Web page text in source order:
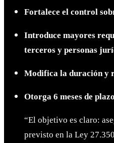
Fortalece el control
Introduce mayores
terceros y personas
Modifica la duración y
Otorga 6 meses de
“El objetivo es claro:
previsto en la Ley